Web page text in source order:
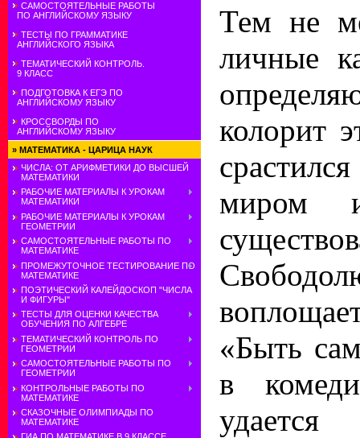
САМОСТОЯТЕЛЬНЫЕ РАБОТЫ
ПО АНГЛИЙСКОМУ ЯЗЫКУ
ТЕСТЫ ПО ГРАММАТИКЕ
АНГЛИЙСКОГО ЯЗЫКА
ТЕМАТИЧЕСКИЙ КОНТРОЛЬ.
9 КЛАСС
ПОДГОТОВКА К ЕГЭ ПО
АНГЛИЙСКОМУ ЯЗЫКУ
КРОССВОРДЫ ПО
АНГЛИЙСКОМУ ЯЗЫКУ
» МАТЕМАТИКА - ЦАРИЦА НАУК
ЧИСЛА: ОТ АРИФМЕТИКИ ДО ВЫСШЕЙ
МАТЕМАТИКИ
РАБОЧИЕ МАТЕРИАЛЫ К УРОКАМ
МАТЕМАТИКИ
РАБОЧИЕ МАТЕРИАЛЫ К УРОКАМ
ГЕОМЕТРИИ
САМОСТОЯТЕЛЬНЫЕ РАБОТЫ ПО
МАТЕМАТИКЕ
ПРОМЕЖУТОЧНОЕ ТЕСТИРОВАНИЕ ПО
МАТЕМАТИКЕ
ПОЭТИЧЕСКИЙ КАЛЕЙДОСКОП "ЧИСЛА
И ФИГУРЫ"
ТЕСТЫ ДЛЯ ОЦЕНКИ КАЧЕСТВА
ОБУЧЕНИЯ ПО АЛГЕБРЕ
ТЕМАТИЧЕСКИЙ КОНТРОЛЬ ПО
ГЕОМЕТРИИ
САМОСТОЯТЕЛЬНЫЕ РАБОТЫ ПО
ГЕОМЕТРИИ
КОНТРОЛЬНЫЕ РАБОТЫ ПО
МАТЕМАТИКЕ
СКАЗОЧНЫЕ ОЛИМПИАДЫ ПО
МАТЕМАТИКЕ
Тем не
личные
колорит
миром
«Быть
в